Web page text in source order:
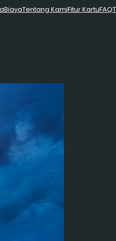
BiayaTentang KamiFitur KartuFAQ